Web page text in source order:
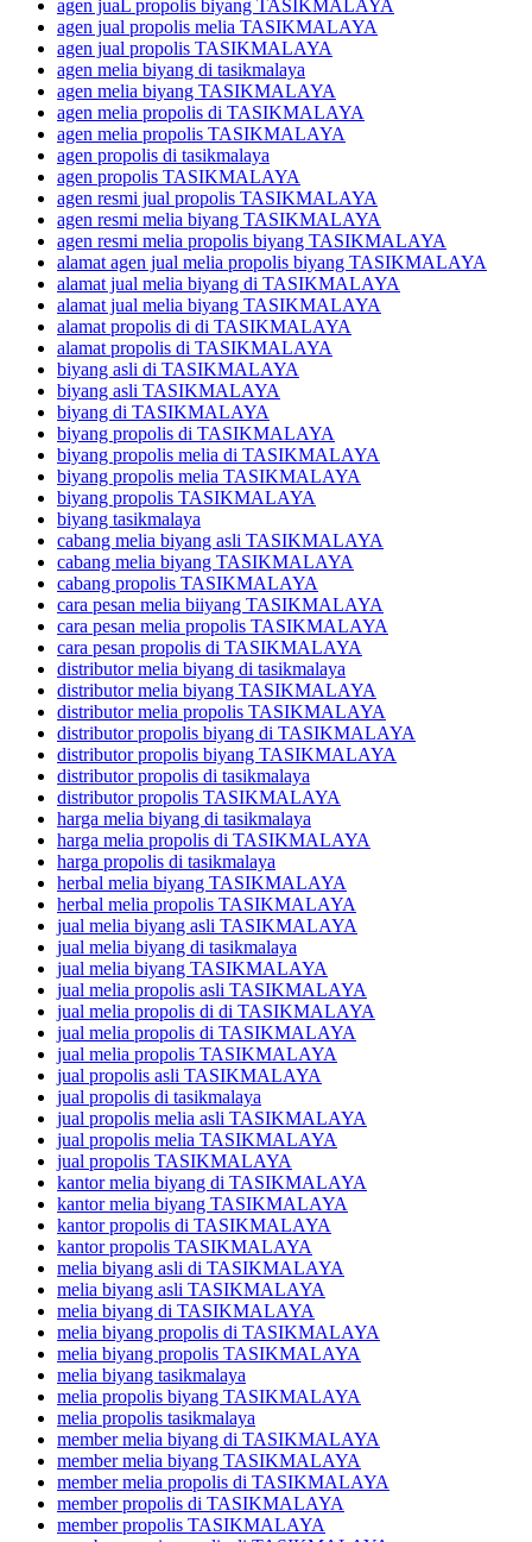
agen juaL propolis biyang TASIKMALAYA
agen jual propolis melia TASIKMALAYA
agen jual propolis TASIKMALAYA
agen melia biyang di tasikmalaya
agen melia biyang TASIKMALAYA
agen melia propolis di TASIKMALAYA
agen melia propolis TASIKMALAYA
agen propolis di tasikmalaya
agen propolis TASIKMALAYA
agen resmi jual propolis TASIKMALAYA
agen resmi melia biyang TASIKMALAYA
agen resmi melia propolis biyang TASIKMALAYA
alamat agen jual melia propolis biyang TASIKMALAYA
alamat jual melia biyang di TASIKMALAYA
alamat jual melia biyang TASIKMALAYA
alamat propolis di di TASIKMALAYA
alamat propolis di TASIKMALAYA
biyang asli di TASIKMALAYA
biyang asli TASIKMALAYA
biyang di TASIKMALAYA
biyang propolis di TASIKMALAYA
biyang propolis melia di TASIKMALAYA
biyang propolis melia TASIKMALAYA
biyang propolis TASIKMALAYA
biyang tasikmalaya
cabang melia biyang asli TASIKMALAYA
cabang melia biyang TASIKMALAYA
cabang propolis TASIKMALAYA
cara pesan melia biiyang TASIKMALAYA
cara pesan melia propolis TASIKMALAYA
cara pesan propolis di TASIKMALAYA
distributor melia biyang di tasikmalaya
distributor melia biyang TASIKMALAYA
distributor melia propolis TASIKMALAYA
distributor propolis biyang di TASIKMALAYA
distributor propolis biyang TASIKMALAYA
distributor propolis di tasikmalaya
distributor propolis TASIKMALAYA
harga melia biyang di tasikmalaya
harga melia propolis di TASIKMALAYA
harga propolis di tasikmalaya
herbal melia biyang TASIKMALAYA
herbal melia propolis TASIKMALAYA
jual melia biyang asli TASIKMALAYA
jual melia biyang di tasikmalaya
jual melia biyang TASIKMALAYA
jual melia propolis asli TASIKMALAYA
jual melia propolis di di TASIKMALAYA
jual melia propolis di TASIKMALAYA
jual melia propolis TASIKMALAYA
jual propolis asli TASIKMALAYA
jual propolis di tasikmalaya
jual propolis melia asli TASIKMALAYA
jual propolis melia TASIKMALAYA
jual propolis TASIKMALAYA
kantor melia biyang di TASIKMALAYA
kantor melia biyang TASIKMALAYA
kantor propolis di TASIKMALAYA
kantor propolis TASIKMALAYA
melia biyang asli di TASIKMALAYA
melia biyang asli TASIKMALAYA
melia biyang di TASIKMALAYA
melia biyang propolis di TASIKMALAYA
melia biyang propolis TASIKMALAYA
melia biyang tasikmalaya
melia propolis biyang TASIKMALAYA
melia propolis tasikmalaya
member melia biyang di TASIKMALAYA
member melia biyang TASIKMALAYA
member melia propolis di TASIKMALAYA
member propolis di TASIKMALAYA
member propolis TASIKMALAYA